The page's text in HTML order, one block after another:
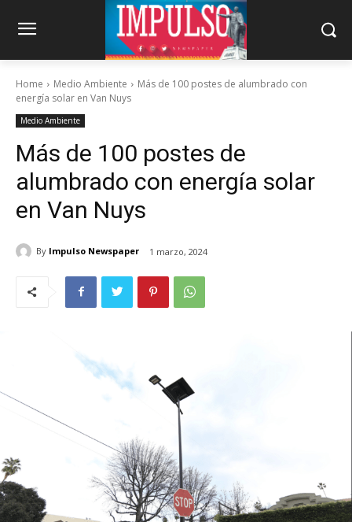
Home Medio Ambiente
Más de 100 postes de alumbrado con
energía solar en Van Nuys
Medio Ambiente
Más de 100 postes de
alumbrado con energía solar
en Van Nuys
By Impulso Newspaper 1 marzo, 2024